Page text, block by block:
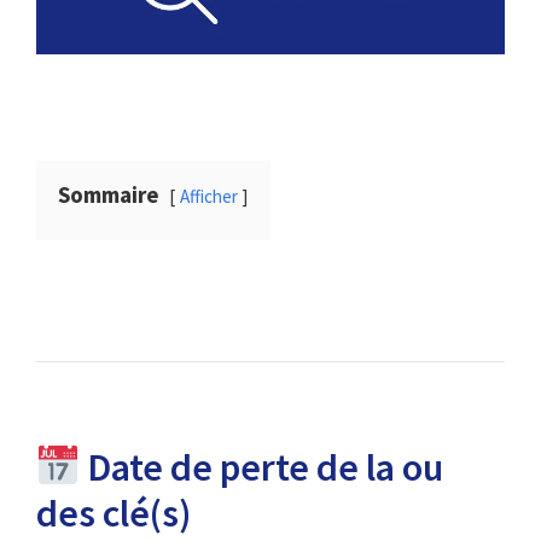
Sommaire Afficher
Date de perte de la ou
des clé(s)